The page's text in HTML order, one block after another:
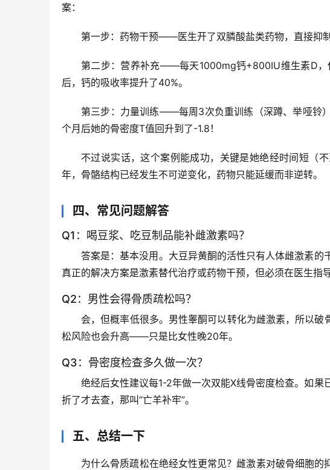
案：
第一步：药物干预——医生开了双膦酸盐类药物，直接抑制
第二步：营养补充——每天1000mg钙+800IU维生素D，
后，钙的吸收率提升了40%。
第三步：力量训练——每周3次负重训练（深蹲、举哑铃
个月后她的骨密度T值回升到了-1.8！
不过说实话，这个案例能成功，关键是她绝经时间短（
年，骨骼结构已经发生不可逆变化，药物只能延缓而非逆转。
四、常见问题解答
Q1：喝豆浆、吃豆制品能补雌激素吗？
答案是：基本没用。大豆异黄酮的活性只有人体雌激素的
真正的解决方案是激素替代治疗或药物干预，但必须在医生指
Q2：男性会得骨质疏松吗？
会，但概率低很多。男性睾酮可以转化为雌激素，所以
松风险也会升高——只是比女性晚20年。
Q3：骨密度检查多久做一次？
绝经后女性建议每1-2年做一次双能X线骨密度检查。如
折了才去查，那叫“亡羊补牢”。
五、总结一下
为什么骨质疏松在绝经女性更常见？雌激素对破骨细胞